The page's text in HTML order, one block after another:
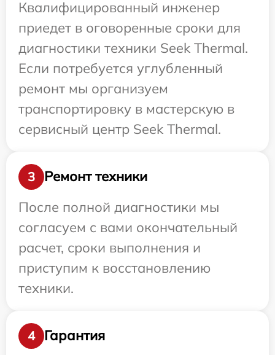
Квалифицированный инженер
приедет в оговоренные сроки для
диагностики техники Seek Thermal.
Если потребуется углубленный
ремонт мы организуем
транспортировку в мастерскую в
сервисный центр Seek Thermal.
3
Ремонт техники
После полной диагностики мы
согласуем с вами окончательный
расчет, сроки выполнения и
приступим к восстановлению
техники.
4
Гарантия